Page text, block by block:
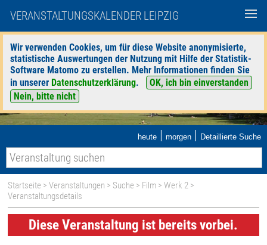
VERANSTALTUNGSKALENDER LEIPZIG
Wir verwenden Cookies, um für diese Website anonymisierte,
statistische Auswertungen der Nutzung mit Hilfe der Statistik-
Software Matomo zu erstellen. Mehr Informationen finden Sie
in unserer Datenschutzerklärung.
OK, ich bin einverstanden
Nein, bitte nicht
heute | morgen | Detaillierte Suche
Startseite >Veranstaltungen > Suche > Film >Werk 2 >
Veranstaltungsdetails
Diese Veranstaltung ist bereits vorbei.